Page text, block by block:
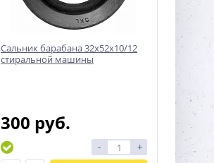
Сальник барабана 32x52x10/12
стиральной машины
300 руб.
- +